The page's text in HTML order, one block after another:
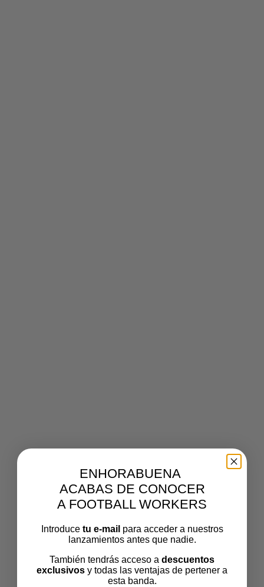
horas sin dormir, alguna que otra cervecita, un
y muchísima ilusión, os presentamos el primer
capítulo del IWAU.
Comodoro y el Señor F, presentadores y directores
de este podcast, nos contarán cómo surgió la idea de
tener un programa de radio y, entre otras tonterias,
nos contaran lo que deparará estas temporadas
ENHORABUENA
ACABAS DE CONOCER
A FOOTBALL WORKERS
Introduce tu e-mail para acceder a nuestros
lanzamientos antes que nadie.
También tendrás acceso a descuentos
exclusivos y todas las ventajas de pertener a
esta banda.